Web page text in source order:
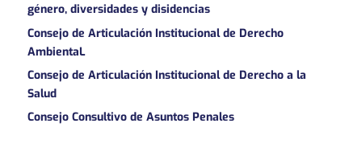
género, diversidades y disidencias
Consejo de Articulación Institucional de Derecho
AmbientaL
Consejo de Articulación Institucional de Derecho a la
Salud
Consejo Consultivo de Asuntos Penales